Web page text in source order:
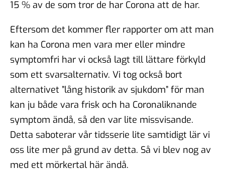
15 % av de som tror de har Corona att de har.
Eftersom det kommer fler rapporter om att man
kan ha Corona men vara mer eller mindre
symptomfri har vi också lagt till lättare förkyld
som ett svarsalternativ. Vi tog också bort
alternativet ”lång historik av sjukdom” för man
kan ju både vara frisk och ha Coronaliknande
symptom ändå, så den var lite missvisande.
Detta saboterar vår tidsserie lite samtidigt lär vi
oss lite mer på grund av detta. Så vi blev nog av
med ett mörkertal här ändå.